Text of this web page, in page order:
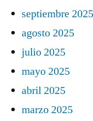
septiembre 2025
agosto 2025
julio 2025
mayo 2025
abril 2025
marzo 2025